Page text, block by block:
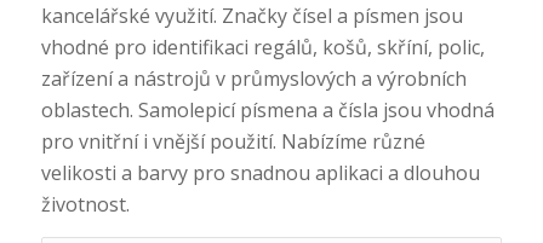
kancelářské využití. Značky čísel a písmen jsou
vhodné pro identifikaci regálů, košů, skříní, polic,
zařízení a nástrojů v průmyslových a výrobních
oblastech. Samolepicí písmena a čísla jsou vhodná
pro vnitřní i vnější použití. Nabízíme různé
velikosti a barvy pro snadnou aplikaci a dlouhou
životnost.